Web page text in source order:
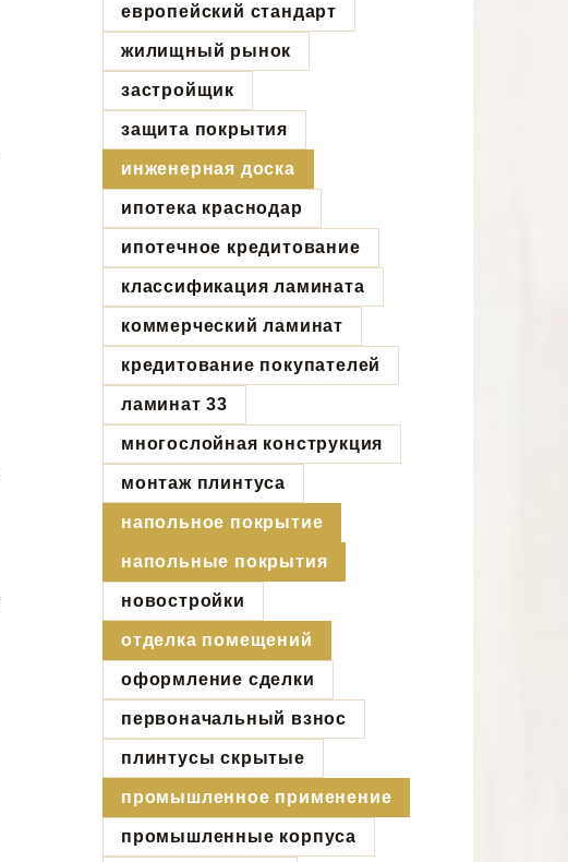
европейский стандарт
жилищный рынок
застройщик
защита покрытия
инженерная доска
ипотека краснодар
ипотечное кредитование
классификация ламината
коммерческий ламинат
кредитование покупателей
ламинат 33
многослойная конструкция
монтаж плинтуса
напольное покрытие
напольные покрытия
новостройки
отделка помещений
оформление сделки
первоначальный взнос
плинтусы скрытые
промышленное применение
промышленные корпуса